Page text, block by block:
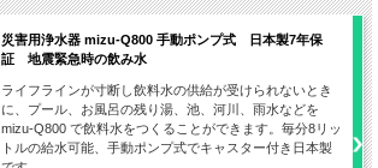
災害用浄水器 mizu-Q800 手動ポンプ式 日本製7年保
証 地震緊急時の飲み水
ライフラインが寸断し飲料水の供給が受けられないとき
に、プール、お風呂の残り湯、池、河川、雨水などを
mizu-Q800 で飲料水をつくることができます。毎分8リッ
トルの給水可能、手動ポンプ式でキャスター付き日本製